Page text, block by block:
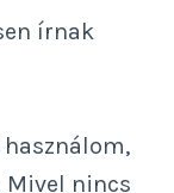
írnak
Mivel nincs